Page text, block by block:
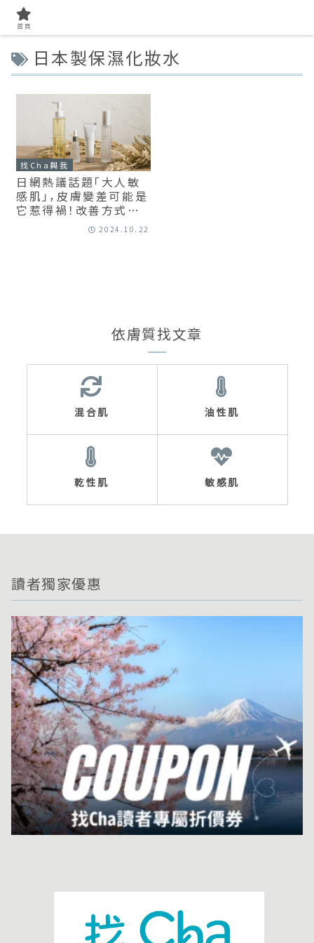
日本製保濕化妝水
找Cha與我
日網熱議話題「大人敏
感肌」，皮膚變差可能是
它惹得禍！改善方式與
保養品挑選建議 — 日
本lulumo品牌專訪
2024.10.22
依膚質找文章
混合肌 油性肌
乾性肌 敏感肌
讀者獨家優惠
首頁